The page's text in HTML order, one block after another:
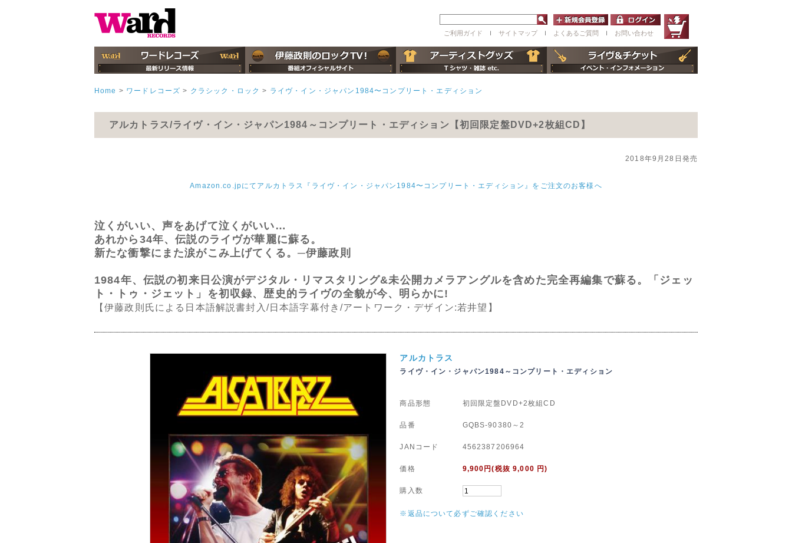
ご利用ガイド ｌ サイトマップ ｌ よくあるご質問 ｌ お問い合わせ
Home > ワードレコーズ > クラシック・ロック > ライヴ・イン・ジャパン1984〜コンプリート・エディション
アルカトラス/ライヴ・イン・ジャパン1984～コンプリート・エディション【初回限定盤DVD+2枚組CD】
2018年9月28日発売
Amazon.co.jpにてアルカトラス『ライヴ・イン・ジャパン1984〜コンプリート・エディション』をご注文のお客様へ
泣くがいい、声をあげて泣くがいい…
あれから34年、伝説のライヴが華麗に蘇る。
新たな衝撃にまた涙がこみ上げてくる。─伊藤政則
1984年、伝説の初来日公演がデジタル・リマスタリング&未公開カメラアングルを含めた完全再編集で蘇る。「ジェッ
ト・トゥ・ジェット」を初収録、歴史的ライヴの全貌が今、明らかに!
【伊藤政則氏による日本語解説書封入/日本語字幕付き/アートワーク・デザイン:若井望】
アルカトラス
ライヴ・イン・ジャパン1984～コンプリート・エディション
商品形態 初回限定盤DVD+2枚組CD
品番 GQBS-90380～2
JANコード 4562387206964
価格 9,900円(税抜 9,000 円)
購入数
※返品について必ずご確認ください